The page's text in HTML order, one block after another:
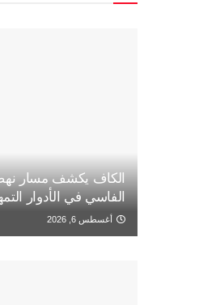
الكاف يكشف مسار
الفاسي في الأدوار
أغسطس 6, 2026